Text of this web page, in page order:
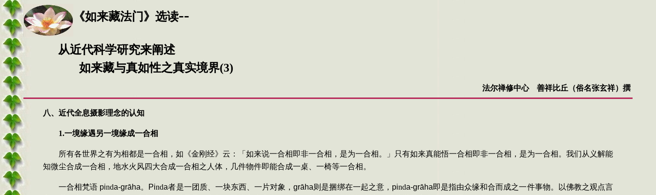
《如来藏法门 》 选读--
从近代科学研究来阐述
如来藏与真如性之真实境界(3)
法尔禅修中心 善祥比丘（俗名张玄祥）撰
八、近代全息摄影理念的认知
1.一境缘遇另一境缘成一合相
所有各世界之有为相都是一合相，如《金刚经》云：「如来说一合相即非一合相，是为一合相。」只有如来真能悟一合相即非一合相，是为一合相。我们从义解能
知微尘合成一合相，地水火风四大合成一合相之人体，几件物件即能合成一桌、一椅等一合相。
一合相梵语 pinda-grāha。 Pinda者是一团质、一块东西、一片对象，grāha则是捆绑在一起之意， pinda-grāha即是指由众缘和合而成之一件事物。以佛教之观点言